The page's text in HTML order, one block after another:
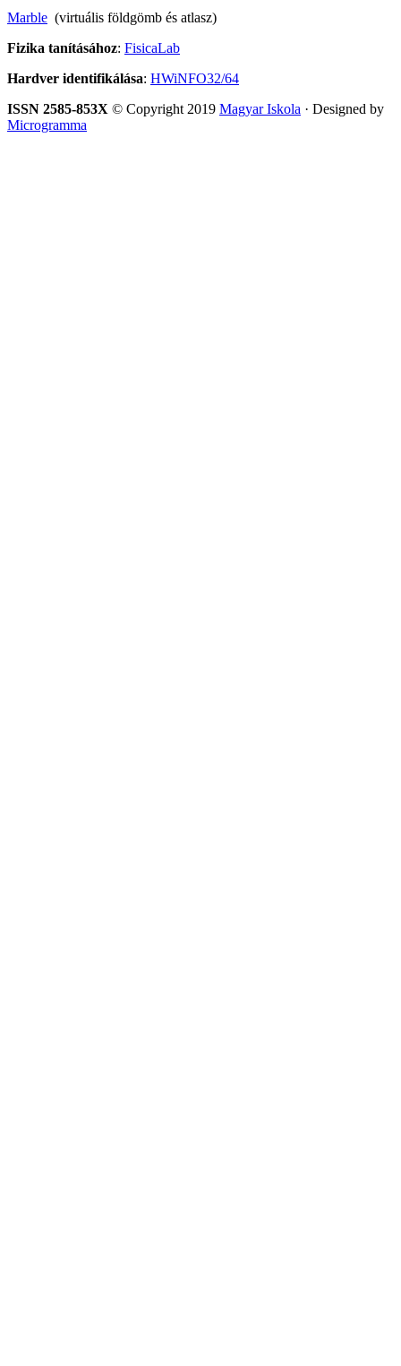
Marble (virtuális földgömb és atlasz)
Fizika tanításához: FisicaLab
Hardver identifikálása: HWiNFO32/64
ISSN 2585-853X © Copyright 2019 Magyar Iskola · Designed by
Microgramma